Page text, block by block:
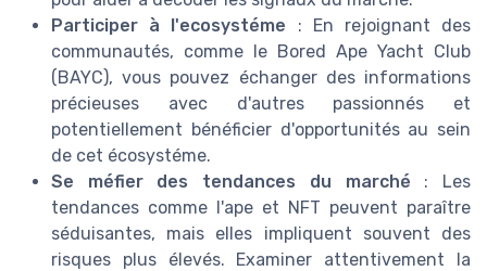
Participer à l'ecosystéme : En rejoignant des
communautés, comme le Bored Ape Yacht Club
(BAYC), vous pouvez échanger des informations
précieuses avec d'autres passionnés et
potentiellement bénéficier d'opportunités au sein
de cet écosystéme.
Se méfier des tendances du marché : Les
tendances comme l'ape et NFT peuvent paraître
séduisantes, mais elles impliquent souvent des
risques plus élevés. Examiner attentivement la